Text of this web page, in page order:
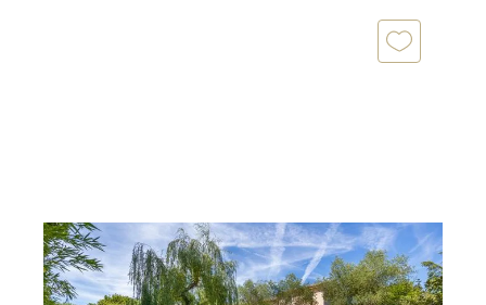
PUYGOUZON 81
176,01 m2, 5 pièces
Ref : 2283